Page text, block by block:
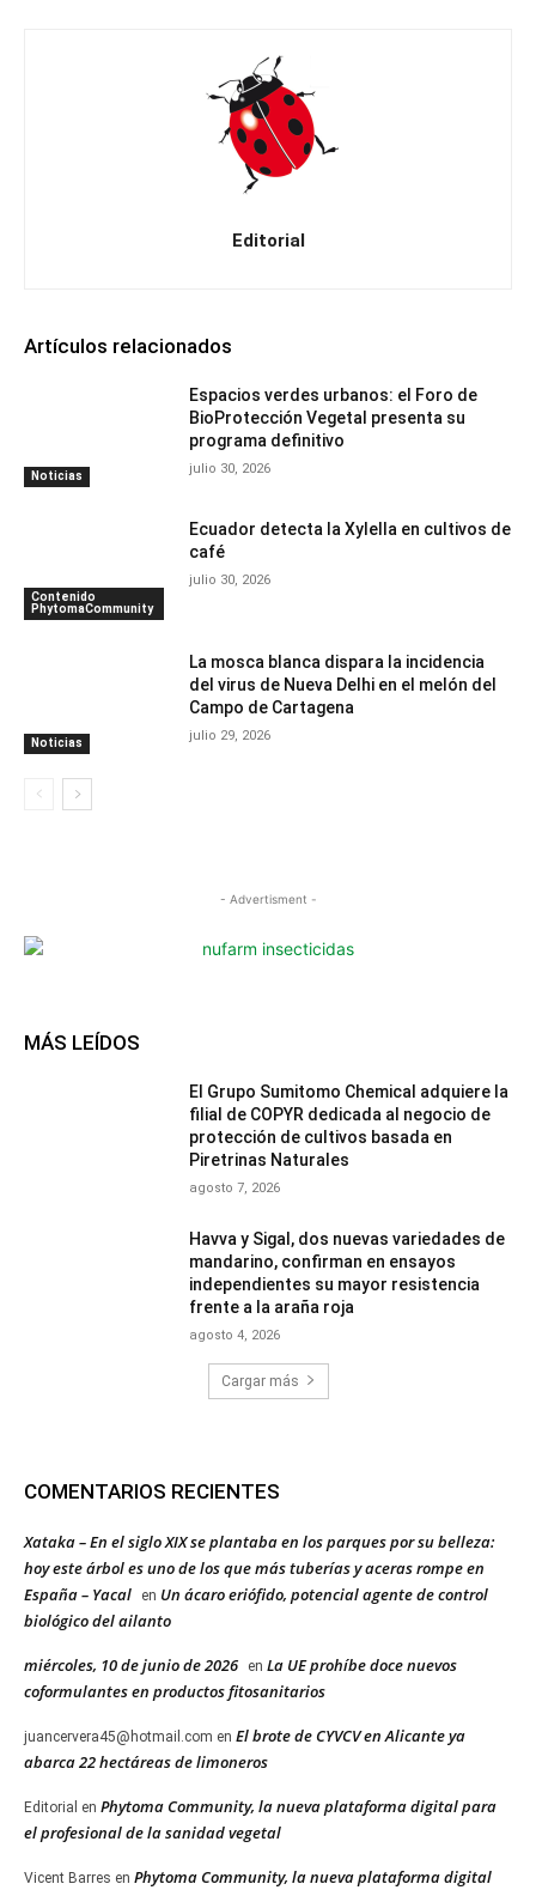
Editorial
Artículos relacionados
Noticias
Espacios verdes urbanos: el Foro de
BioProtección Vegetal presenta su
programa definitivo
julio 30, 2026
Contenido
PhytomaCommunity
Ecuador detecta la Xylella en cultivos de
café
julio 30, 2026
Noticias
La mosca blanca dispara la incidencia
del virus de Nueva Delhi en el melón del
Campo de Cartagena
julio 29, 2026
- Advertisment -
MÁS LEÍDOS
El Grupo Sumitomo Chemical adquiere la
filial de COPYR dedicada al negocio de
protección de cultivos basada en
Piretrinas Naturales
agosto 7, 2026
Havva y Sigal, dos nuevas variedades de
mandarino, confirman en ensayos
independientes su mayor resistencia
frente a la araña roja
agosto 4, 2026
Cargar más
COMENTARIOS RECIENTES
Xataka – En el siglo XIX se plantaba en los parques por su belleza:
hoy este árbol es uno de los que más tuberías y aceras rompe en
España – Yacal
en Un ácaro eriófido, potencial agente de control
biológico del ailanto
miércoles, 10 de junio de 2026 en La UE prohíbe doce nuevos
coformulantes en productos fitosanitarios
juancervera45@hotmail.com en El brote de CYVCV en Alicante ya
abarca 22 hectáreas de limoneros
Editorial en Phytoma Community, la nueva plataforma digital para
el profesional de la sanidad vegetal
Vicent Barres en Phytoma Community, la nueva plataforma digital